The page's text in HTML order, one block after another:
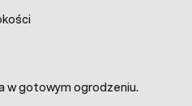
w gotowym ogrodzeniu.